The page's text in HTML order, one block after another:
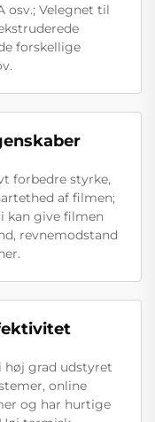
osv.; Velegnet til
forskellige
forbedre styrke,
af filmen;
kan give filmen
revnemodstand
grad udstyret
online
og har hurtige